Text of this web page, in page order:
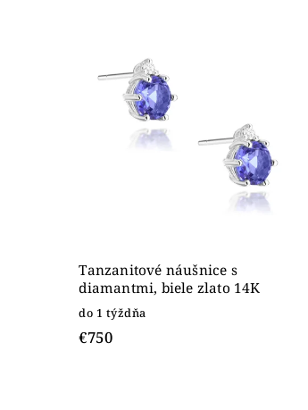
Tanzanitové náušnice s
diamantmi, biele zlato 14K
do 1 týždňa
€750